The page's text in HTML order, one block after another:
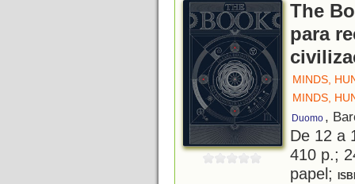
The
para
MINDS,
MINDS,
Duomo ,
De 12 a
410 p.;
papel;